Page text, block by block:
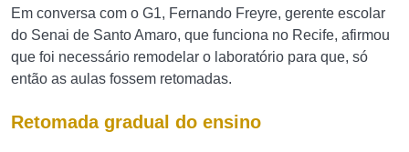
Em conversa com o G1, Fernando Freyre, gerente escolar
do Senai de Santo Amaro, que funciona no Recife, afirmou
que foi necessário remodelar o laboratório para que, só
então as aulas fossem retomadas.
Retomada gradual do ensino